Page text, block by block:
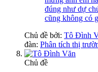
đúng như dự
cũng không có
Chủ đề bởi: Tô Đình
đàn: Phân tích thị
Chủ đề